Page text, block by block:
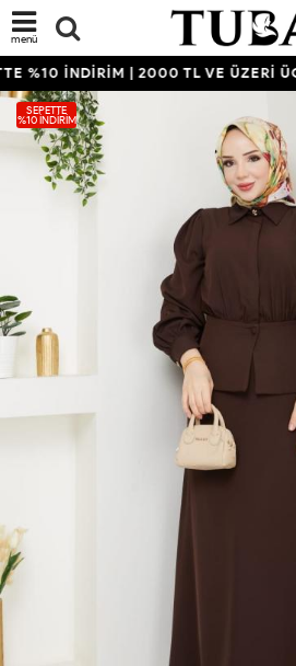
menü
%10 İNDİRİM | 2000 TL VE ÜZERİ
SEPETTE
%10 İNDIRIM